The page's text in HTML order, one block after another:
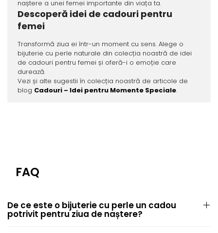
naștere a unei femei importante din viața ta.
Descoperă idei de cadouri pentru
femei
Transformă ziua ei într-un moment cu sens. Alege o
bijuterie cu perle naturale din colecția noastră de idei
de cadouri pentru femei și oferă-i o emoție care
durează.
Vezi și alte sugestii în colecția noastră de articole de
blog Cadouri – Idei pentru Momente Speciale.
FAQ
De ce este o bijuterie cu perle un cadou
potrivit pentru ziua de naștere?